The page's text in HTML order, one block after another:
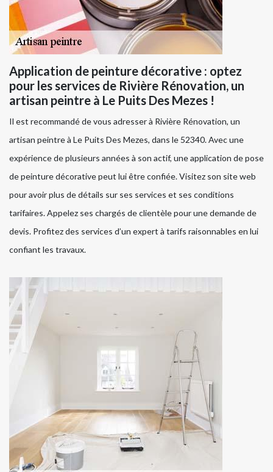
Application de peinture décorative : optez
pour les services de Rivière Rénovation, un
artisan peintre à Le Puits Des Mezes !
Il est recommandé de vous adresser à Rivière Rénovation, un
artisan peintre à Le Puits Des Mezes, dans le 52340. Avec une
expérience de plusieurs années à son actif, une application de pose
de peinture décorative peut lui être confiée. Visitez son site web
pour avoir plus de détails sur ses services et ses conditions
tarifaires. Appelez ses chargés de clientèle pour une demande de
devis. Profitez des services d’un expert à tarifs raisonnables en lui
confiant les travaux.